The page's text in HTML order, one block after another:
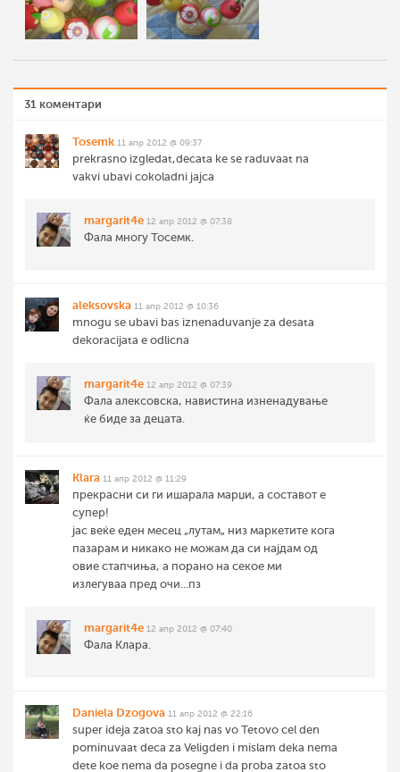
31 коментари
Tosemk 11 апр 2012 @ 09:37
prekrasno izgledat,decata ke se raduvaat na
vakvi ubavi cokoladni jajca
margarit4e 12 апр 2012 @ 07:38
Фала многу Тосемк.
aleksovska 11 апр 2012 @ 10:36
mnogu se ubavi bas iznenaduvanje za desata
dekoracijata e odlicna
margarit4e 12 апр 2012 @ 07:39
Фала алексовска, навистина изненадување
ќе биде за децата.
Klara 11 апр 2012 @ 11:29
прекрасни си ги ишарала марџи, а составот е
супер!
јас веќе еден месец „лутам„ низ маркетите кога
пазарам и никако не можам да си најдам од
овие стапчиња, а порано на секое ми
излегуваа пред очи...пз
margarit4e 12 апр 2012 @ 07:40
Фала Клара.
Daniela Dzogova 11 апр 2012 @ 22:16
super ideja zatoa sto kaj nas vo Tetovo cel den
pominuvaat deca za Veligden i mislam deka nema
dete koe nema da posegne i da proba zatoa sto